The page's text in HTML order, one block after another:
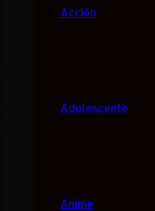
Acción
Adolescente
Anime